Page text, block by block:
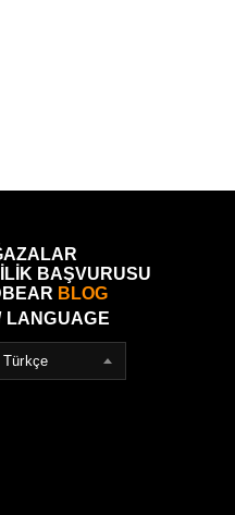
BAŞVURUSU
BLOG
LANGUAGE
Türkçe